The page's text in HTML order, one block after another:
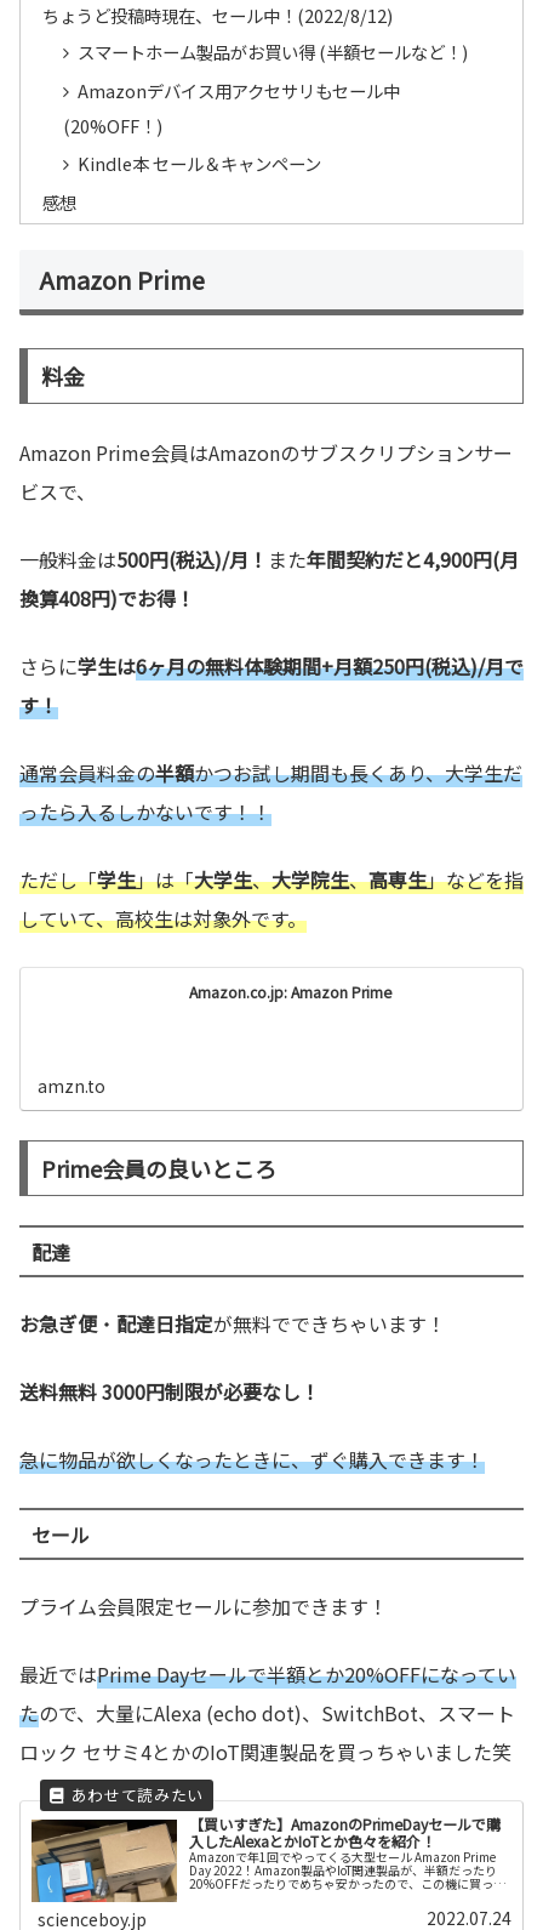
ちょうど投稿時現在、セール中！(2022/8/12)
スマートホーム製品がお買い得 (半額セールなど！)
Amazonデバイス用アクセサリもセール中
(20%OFF！)
Kindle本 セール＆キャンペーン
感想
Amazon Prime
料金
Amazon Prime会員はAmazonのサブスクリプションサー
ビスで、
一般料金は500円(税込)/月！ また年間契約だと4,900円(月
換算408円)でお得！
さらに学生は6ヶ月の無料体験期間+月額250円(税込)/月で
す！
通常会員料金の半額かつお試し期間も長くあり、大学生だ
ったら入るしかないです！！
ただし「学生」は「大学生、大学院生、高専生」などを指
していて、高校生は対象外です。
Amazon.co.jp: Amazon Prime
amzn.to
Prime会員の良いところ
配達
お急ぎ便・ 配達日指定が無料でできちゃいます！
送料無料 3000円制限が必要なし！
急に物品が欲しくなったときに、ずぐ購入できます！
セール
プライム会員限定セールに参加できます！
最近ではPrime Dayセールで半額とか20%OFFになってい
たので、大量にAlexa (echo dot)、SwitchBot、スマート
ロック セサミ4とかのIoT関連製品を買っちゃいました笑
【買いすぎた】AmazonのPrimeDayセールで購
入したAlexaとかIoTとか色々を紹介！
Amazonで年1回でやってくる大型セール Amazon Prime
Day 2022！Amazon製品やIoT関連製品が、半額だったり
20%OFFだったりでめちゃ安かったので、この機に買っち
scienceboy.jp 2022.07.24